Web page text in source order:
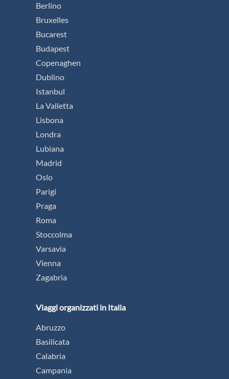
Berlino
Bruxelles
Bucarest
Budapest
Copenaghen
Dublino
Istanbul
La Valletta
Lisbona
Londra
Lubiana
Madrid
Oslo
Parigi
Praga
Roma
Stoccolma
Varsavia
Vienna
Zagabria
Viaggi organizzati in Italia
Abruzzo
Basilicata
Calabria
Campania